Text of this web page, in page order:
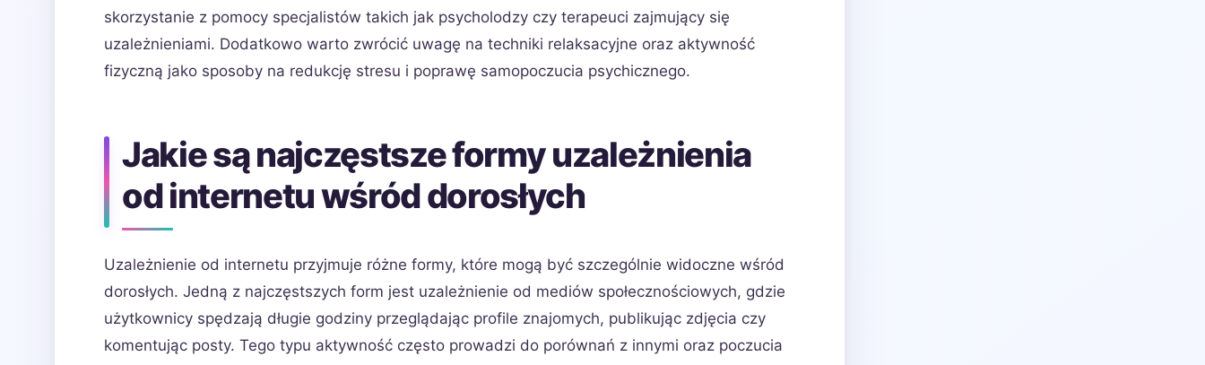
skorzystanie z pomocy specjalistów takich jak psycholodzy czy terapeuci zajmujący się
uzależnieniami. Dodatkowo warto zwrócić uwagę na techniki relaksacyjne oraz aktywność
fizyczną jako sposoby na redukcję stresu i poprawę samopoczucia psychicznego.
Jakie są najczęstsze formy uzależnienia
od internetu wśród dorosłych
Uzależnienie od internetu przyjmuje różne formy, które mogą być szczególnie widoczne wśród
dorosłych. Jedną z najczęstszych form jest uzależnienie od mediów społecznościowych, gdzie
użytkownicy spędzają długie godziny przeglądając profile znajomych, publikując zdjęcia czy
komentując posty. Tego typu aktywność często prowadzi do porównań z innymi oraz poczucia